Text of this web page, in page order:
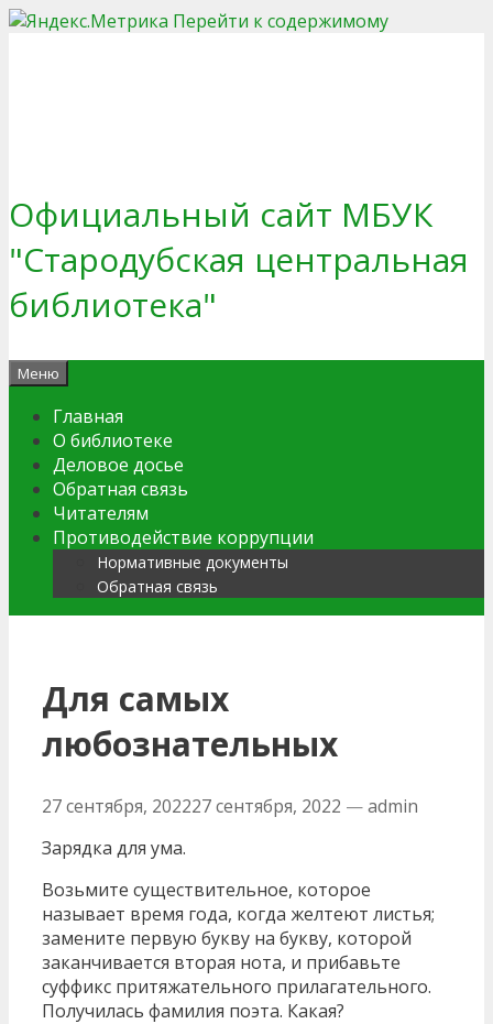
Перейти к содержимому
Официальный сайт МБУК
"Стародубская центральная
библиотека"
Меню
Главная
О библиотеке
Деловое досье
Обратная связь
Читателям
Противодействие коррупции
Нормативные документы
Обратная связь
Для самых
любознательных
27 сентября, 202227 сентября, 2022 —admin
Зарядка для ума.
Возьмите существительное, которое
называет время года, когда желтеют листья;
замените первую букву на букву, которой
заканчивается вторая нота, и прибавьте
суффикс притяжательного прилагательного.
Получилась фамилия поэта. Какая?